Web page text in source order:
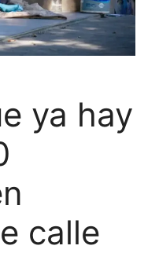
ya hay
calle